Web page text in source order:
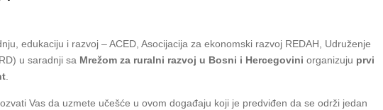
edukaciju i razvoj – ACED, Asocijacija za ekonomski razvoj REDAH, Udruženje
u saradnji sa Mrežom za ruralni razvoj u Bosni i Hercegovini organizuju prvi
.
Vas da uzmete učešće u ovom događaju koji je predviđen da se održi jedan